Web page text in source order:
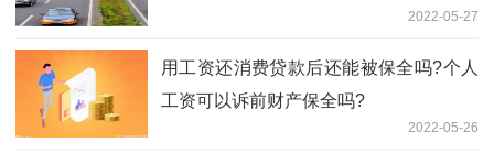
2022-05-27
用工资还消费贷款后还能被保全吗?个人
工资可以诉前财产保全吗?
2022-05-26